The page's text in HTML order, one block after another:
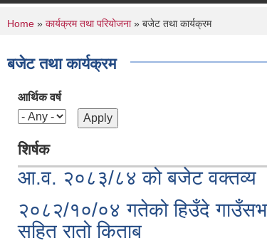
You are here
Home » कार्यक्रम तथा परियोजना» बजेट तथा कार्यक्रम
बजेट तथा कार्यक्रम
आर्थिक वर्ष
शिर्षक
आ.व. २०८३/८४ को बजेट वक्तव्य
२०८२/१०/०४ गतेको हिउँदे
सहित रातो किताब